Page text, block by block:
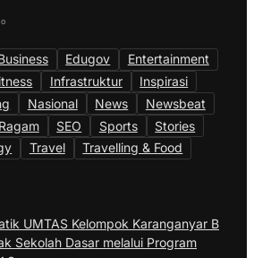
Edugov
Entertainment
Infrastruktur
Inspirasi
Nasional News
Newsbeat
Ragam SEO Sports
Stories
Travel
Travelling & Food
UMTAS Kelompok Karanganyar B
Sekolah Dasar melalui Program